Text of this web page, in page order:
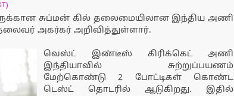
சுப்மன் கில் தலைமையிலான இந்திய அணி
அகர்கர் அறிவித்துள்ளார்.
வெஸ்ட் இண்டீஸ் கிரிக்கெட் அணி
இந்தியாவில் சுற்றுப்பயணம்
மேற்கொண்டு 2 போட்டிகள் கொண்ட
டெஸ்ட் தொடரில் ஆடுகிறது. இதில்